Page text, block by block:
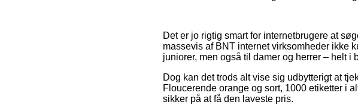
Det er jo rigtig smart for internetbrugere at
massevis af BNT internet virksomheder ikke
juniorer, men også til damer og herrer – helt
Dog kan det trods alt vise sig udbytterigt at
Floucerende orange og sort, 1000 etiketter i
sikker på at få den laveste pris.